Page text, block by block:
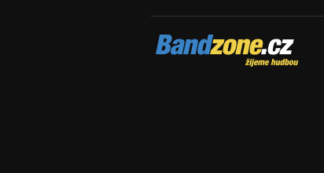
Bandzone.cz
žijeme hudbou